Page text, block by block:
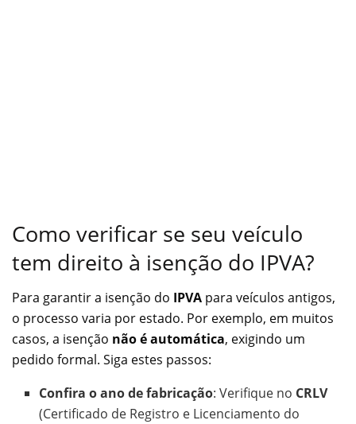
Como verificar se seu veículo
tem direito à isenção do IPVA?
Para garantir a isenção do IPVA para veículos antigos,
o processo varia por estado. Por exemplo, em muitos
casos, a isenção não é automática, exigindo um
pedido formal. Siga estes passos:
Confira o ano de fabricação: Verifique no CRLV
(Certificado de Registro e Licenciamento do